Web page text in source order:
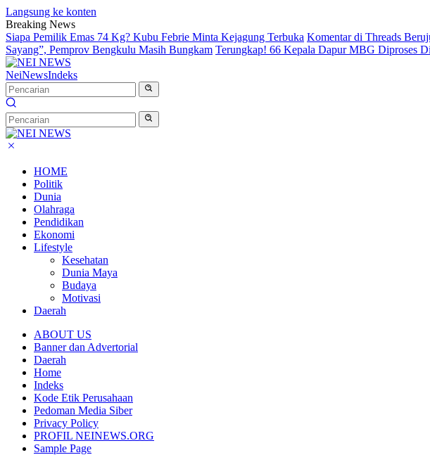
Langsung ke konten
Breaking News
Siapa Pemilik Emas 74 Kg? Kubu Febrie Minta Kejagung Terbuka Komentar di Threads
Sayang”, Pemprov Bengkulu Masih Bungkam Terungkap! 66 Kepala Dapur MBG Diproses
NeiNewsIndeks
HOME
Politik
Dunia
Olahraga
Pendidikan
Ekonomi
Lifestyle
Kesehatan
Dunia Maya
Budaya
Motivasi
Daerah
ABOUT US
Banner dan Advertorial
Daerah
Home
Indeks
Kode Etik Perusahaan
Pedoman Media Siber
Privacy Policy
PROFIL NEINEWS.ORG
Sample Page